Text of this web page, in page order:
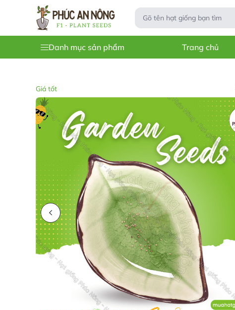
Danh mục sản phẩm Trang chủ
Giá tốt